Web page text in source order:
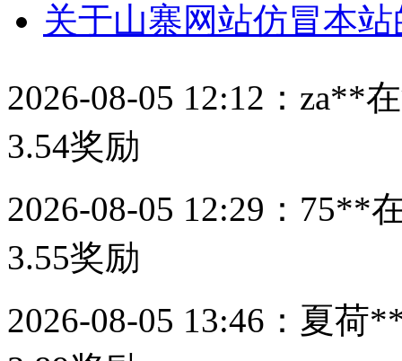
关于山寨网站仿冒本
2026-08-05 12:12： za**
3.54奖励
2026-08-05 12:29： 75**
3.55奖励
2026-08-05 13:46： 夏荷